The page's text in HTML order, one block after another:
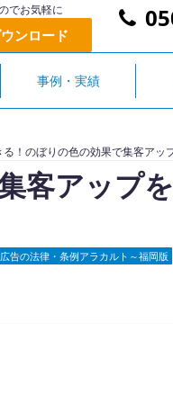
でお気軽に
ンロード
事例・実績
！のぼりの色の効果で集客アッ
客アップ
告の法律・条例アラカルト～福岡版